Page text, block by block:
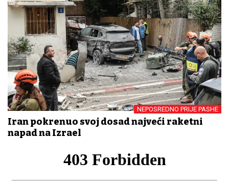
NEPOSREDNO PRIJE PASHE
Iran pokrenuo svoj dosad najveći raketni
napad na Izrael